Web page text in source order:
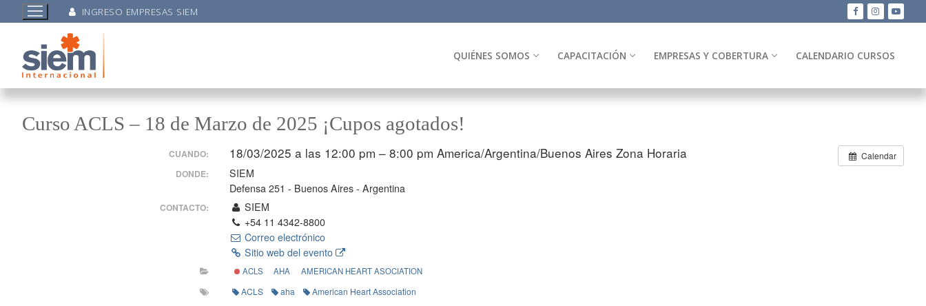
INGRESO EMPRESAS SIEM
QUIÉNES SOMOS CAPACITACIÓN EMPRESAS Y COBERTURA CALENDARIO CURSOS
Curso ACLS – 18 de Marzo de 2025 ¡Cupos agotados!
Calendar
CUANDO: 18/03/2025 a las 12:00 pm – 8:00 pm America/Argentina/Buenos Aires Zona Horaria
DONDE:
SIEM
Defensa 251 - Buenos Aires - Argentina
CONTACTO:
SIEM
+54 11 4342-8800
Correo electrónico
Sitio web del evento
ACLS AHA AMERICAN HEART ASOCIATION
ACLS aha American Heart Association